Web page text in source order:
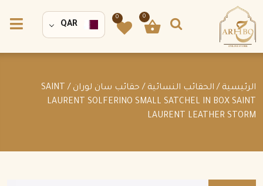
0
0
QAR
الرئيسية / الحقائب النسائية / حقائب سان لوران
/ SAINT
LAURENT SOLFERINO SMALL SATCHEL IN BOX SAINT
LAURENT LEATHER STORM